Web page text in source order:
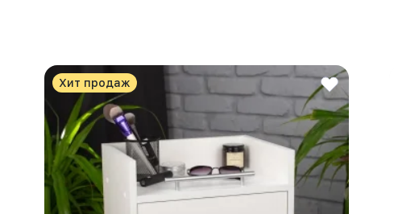
Хит продаж